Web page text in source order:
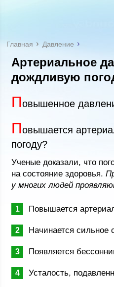
Главная Давление
Артериальное
дождливую
Повышенное
Повышается
погоду?
Ученые доказали, что
на состояние здоровья.
у многих людей
Повышается
Начинается сильное
Появляется
Усталость,